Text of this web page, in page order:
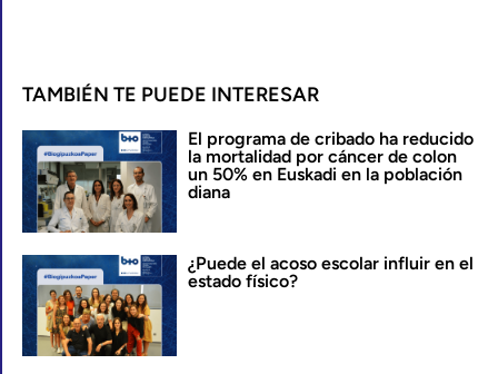
TAMBIÉN TE PUEDE INTERESAR
El programa de cribado ha reducido
la mortalidad por cáncer de colon
un 50% en Euskadi en la población
diana
¿Puede el acoso escolar influir en el
estado físico?